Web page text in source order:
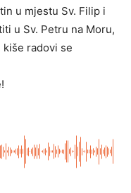
u mjestu Sv. Filip i
u Sv. Petru na Moru,
kiše radovi se